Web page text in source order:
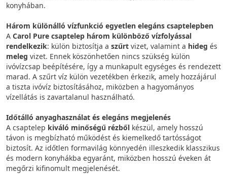
konyhában.
Három különálló vízfunkció egyetlen elegáns csaptelepben
A Carol Pure csaptelep három különböző vízfolyással
rendelkezik: külön biztosítja a szűrt vizet, valamint a hideg és
meleg vizet. Ennek köszönhetően nincs szükség külön
ivóvízcsap beépítésére, így a munkapult egységes és rendezett
marad. A szűrt víz külön vezetékben érkezik, amely hozzájárul
a tiszta ivóvíz biztosításához, miközben a hagyományos
vízellátás is zavartalanul használható.
Időtálló anyaghasználat és elegáns megjelenés
A csaptelep kiváló minőségű rézből készül, amely hosszú
távon is megbízható működést és kiemelkedő tartósságot
biztosít. Az időtlen formavilág könnyedén illeszkedik klasszikus
és modern konyhákba egyaránt, miközben hosszú éveken át
megőrzi kifinomult megjelenését.